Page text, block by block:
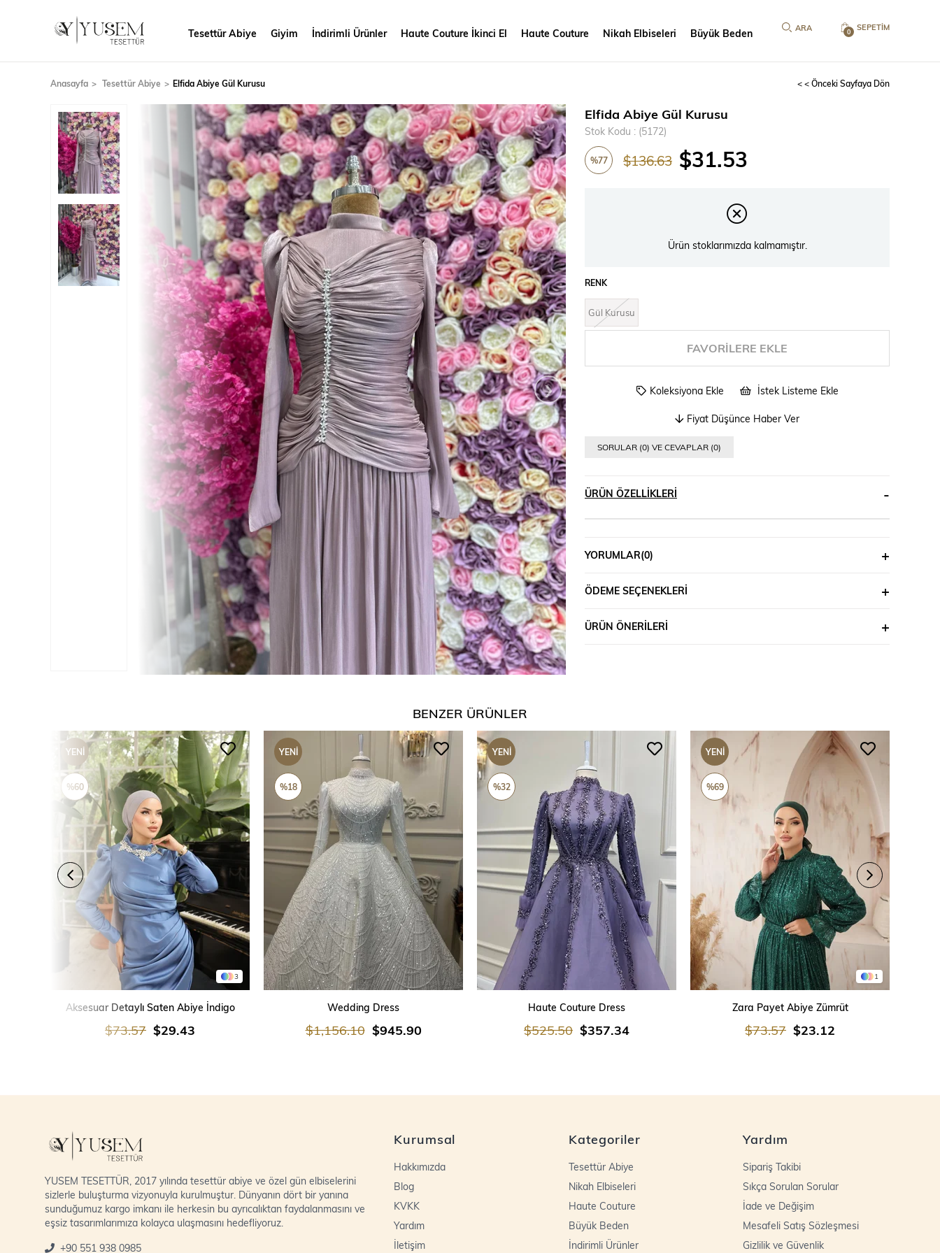
SEPETIM
0
Tesettür Abiye Giyim İndirimli Ürünler Haute Couture İkinci El Haute Couture Nikah Elbiseleri Büyük Beden
Anasayfa Tesettür Abiye Elfida Abiye Gül Kurusu < < Önceki Sayfaya Dön
›
Elfida Abiye Gül Kurusu
Stok Kodu (5172)
%77 $136.63 $31.53
Ürün stoklarımızda kalmamıştır.
RENK
Gül Kurusu
FAVORILERE EKLE
Koleksiyona Ekle İstek Listeme Ekle
Fiyat Düşünce Haber Ver
SORULAR (0) VE CEVAPLAR (0)
ÜRÜN ÖZELLIKLERI
YORUMLAR(0)
ÖDEME SEÇENEKLERI
ÜRÜN ÖNERILERI
BENZER ÜRÜNLER
3
Aksesuar Detaylı Saten Abiye İndigo
$29.43
$73.57
YENI
ÜRÜN
%60
Wedding Dress
$945.90
$1,156.10
YENI
ÜRÜN
%18
Haute Couture Dress
$357.34
$525.50
YENI
ÜRÜN
%32
1
Zara Payet Abiye Zümrüt
$23.12
$73.57
YENI
ÜRÜN
%69
YUSEM TESETTÜR, 2017 yılında tesettür abiye ve özel gün elbiselerini
sizlerle buluşturma vizyonuyla kurulmuştur. Dünyanın dört bir yanına
sunduğumuz kargo imkanı ile herkesin bu ayrıcalıktan faydalanmasını ve
eşsiz tasarımlarımıza kolayca ulaşmasını hedefliyoruz.
+90 551 938 0985
Kurumsal
Hakkımızda
Blog
KVKK
Yardım
İletişim
Kategoriler
Tesettür Abiye
Nikah Elbiseleri
Haute Couture
Büyük Beden
İndirimli Ürünler
Yardım
Sipariş Takibi
Sıkça Sorulan Sorular
İade ve Değişim
Mesafeli Satış Sözleşmesi
Gizlilik ve Güvenlik